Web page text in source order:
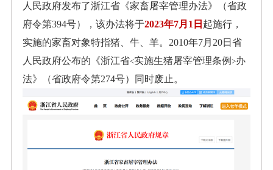
人民政府发布了浙江省《家畜屠宰管理办法》（省政
府令第394号），该办法将于2023年7月1日 起施行，
实施的家畜对象特指猪、牛、羊。2010年7月20日省
人民政府公布的《浙江省<实施生猪屠宰管理条例 >办
法》（省政府令第274号）同时废止。